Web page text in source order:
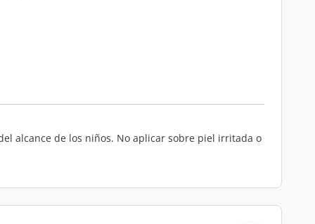
alcance de los niños. No aplicar sobre piel irritada o